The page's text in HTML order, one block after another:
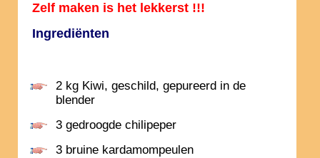
Zelf maken is het lekkerst !!!
Ingrediënten
2 kg Kiwi, geschild, gepureerd in de
blender
3 gedroogde chilipeper
3 bruine kardamompeulen